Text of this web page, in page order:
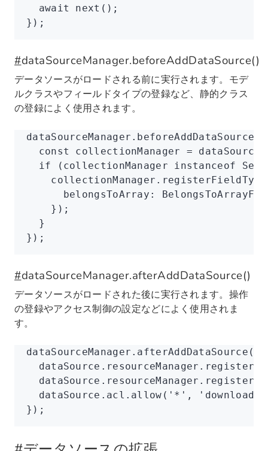
  await
next ();
});
#dataSourceManager.beforeAddDataSource()
データソースがロードされる前に実行されます。モデ
ルクラスやフィールドタイプの登録など、静的クラス
の登録によく使用されます。
dataSourceManager .beforeAddDataSource
  const
collectionManager = dataSource
  if
(collectionManager instanceof
    collectionManager
      belongsToArray
:
    });
  }
});
#dataSourceManager.afterAddDataSource()
データソースがロードされた後に実行されます。操作
の登録やアクセス制御の設定などによく使用されま
す。
dataSourceManager .afterAddDataSource
  dataSource
. resourceManager
  dataSource
. resourceManager
  dataSource
. acl .allow ( '*' ,
});